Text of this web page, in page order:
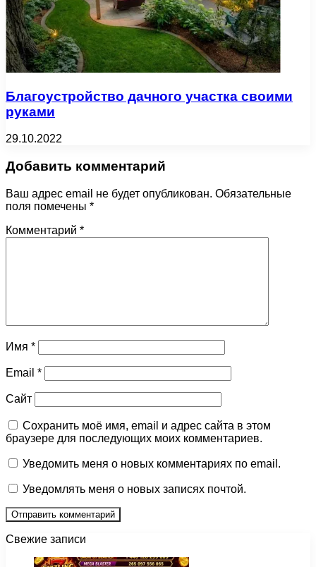
Благоустройство дачного участка своими
руками
29.10.2022
Добавить комментарий
Ваш адрес email не будет опубликован. Обязательные
поля помечены *
Комментарий *
Имя *
Email *
Сайт
Сохранить моё имя, email и адрес сайта в этом
браузере для последующих моих комментариев.
Уведомить меня о новых комментариях по email.
Уведомлять меня о новых записях почтой.
Свежие записи